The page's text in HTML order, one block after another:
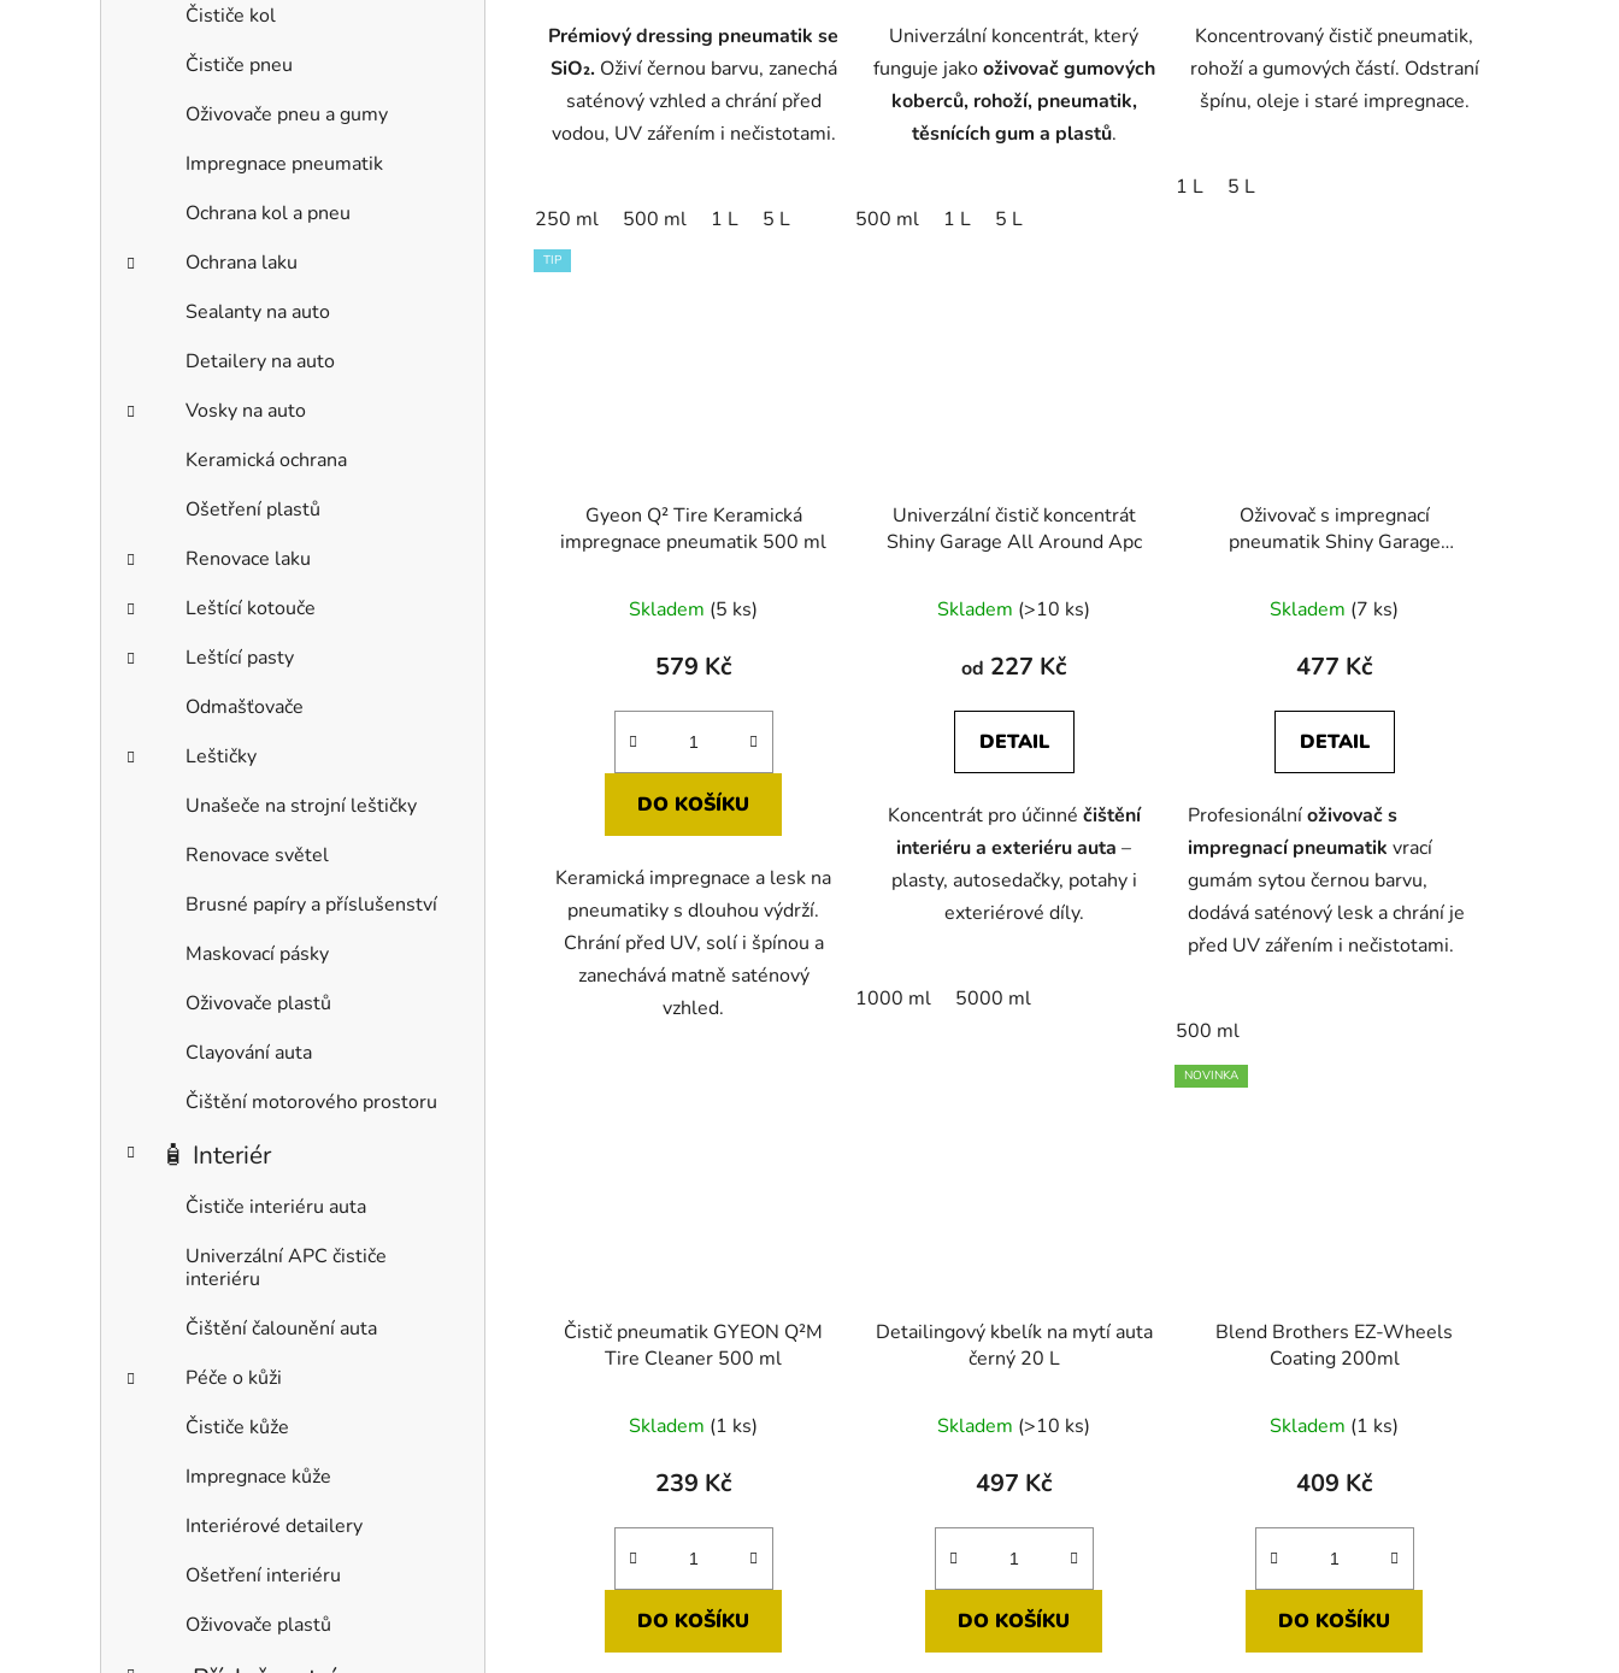
Čističe kol
Čističe pneu
Oživovače pneu a gumy
Impregnace pneumatik
Ochrana kol a pneu
Ochrana laku
Sealanty na auto
Detailery na auto
Vosky na auto
Keramická ochrana
Ošetření plastů
Renovace laku
Leštící kotouče
Leštící pasty
Odmašťovače
Leštičky
Unašeče na strojní leštičky
Renovace světel
Brusné papíry a příslušenství
Maskovací pásky
Oživovače plastů
Clayování auta
Čištění motorového prostoru
🧴 Interiér
Čističe interiéru auta
Univerzální APC čističe
interiéru
Čištění čalounění auta
Péče o kůži
Čističe kůže
Impregnace kůže
Interiérové detailery
Ošetření interiéru
Oživovače plastů
Prémiový dressing pneumatik se
SiO₂. Oživí černou barvu, zanechá
saténový vzhled a chrání před
vodou, UV zářením i nečistotami.
250 ml 500 ml 1 L 5 L
hvězdiček.
Univerzální koncentrát, který
funguje jakooživovač gumových
koberců, rohoží, pneumatik,
těsnících gum a plastů.
500 ml 1 L 5 L
Koncentrovaný čistič pneumatik,
rohoží a gumových částí. Odstraní
špínu, oleje i staré impregnace.
1 L 5 L
TIP
Gyeon Q² Tire Keramická
impregnace pneumatik 500 ml
Skladem (5 ks)
579 Kč
DO KOŠÍKU
Keramická impregnace a lesk na
pneumatiky s dlouhou výdrží.
Chrání před UV, solí i špínou a
zanechává matně saténový
vzhled.
Univerzální čistič koncentrát
Shiny Garage All Around Apc
Skladem (>10 ks)
od 227 Kč
DETAIL
Koncentrát pro účinné čištění
interiéru a exteriéru auta –
plasty, autosedačky, potahy i
exteriérové díly.
1000 ml 5000 ml
Oživovač s impregnací
pneumatik Shiny Garage
Skladem (7 ks)
477 Kč
DETAIL
Profesionálníoživovač s
impregnací pneumatik vrací
gumám sytou černou barvu,
dodává saténový lesk a chrání je
před UV zářením i nečistotami.
500 ml
Čistič pneumatik GYEON Q²M
Tire Cleaner 500 ml
Skladem (1 ks)
239 Kč
DO KOŠÍKU
Detailingový kbelík na mytí auta
černý 20 L
hodnocení
produktu
5,0
z
hvězdiček.
Skladem (>10 ks)
497 Kč
DO KOŠÍKU
NOVINKA
Blend Brothers EZ-Wheels
Coating 200ml
Skladem (1 ks)
409 Kč
DO KOŠÍKU